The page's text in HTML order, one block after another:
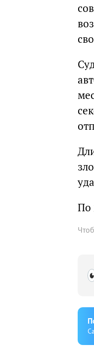
По